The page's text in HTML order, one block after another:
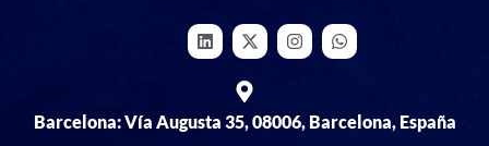
Barcelona: Vía Augusta 35, 08006, Barcelona, España